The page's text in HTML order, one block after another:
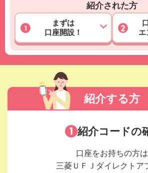
紹介された方
まずは
口座開設！
エ
紹介する方
紹介コードの
口座をお持ちの方は
三菱ＵＦＪダイレクトア